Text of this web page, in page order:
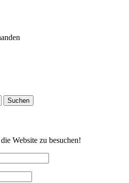
Website zu besuchen!